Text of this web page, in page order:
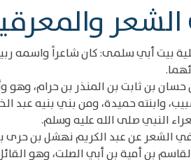
الشعر
بيت أبي سلمى: كان شاعراً واسمه
بن ثابت بن المنذر بن حرام، وهو
وابنته حميدة، ومن بني بنيه عبد
النبي صلى الله عليه وسلم.
الشعر عن عبد الكريم نهشل بن حرى
بن أمية بن أبي الصلت، وهو